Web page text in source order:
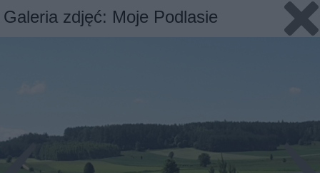
Galeria zdjęć: Moje Podlasie